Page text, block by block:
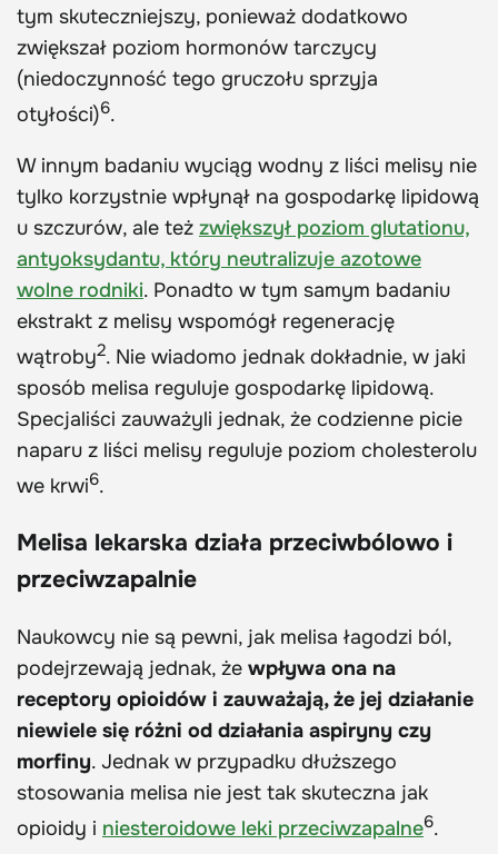
tym skuteczniejszy, ponieważ dodatkowo
zwiększał poziom hormonów tarczycy
(niedoczynność tego gruczołu sprzyja
otyłości)6.
W innym badaniu wyciąg wodny z liści melisy nie
tylko korzystnie wpłynął na gospodarkę lipidową
u szczurów, ale też zwiększył poziom glutationu,
antyoksydantu, który neutralizuje azotowe
wolne rodniki. Ponadto w tym samym badaniu
ekstrakt z melisy wspomógł regenerację
wątroby2. Nie wiadomo jednak dokładnie, w jaki
sposób melisa reguluje gospodarkę lipidową.
Specjaliści zauważyli jednak, że codzienne picie
naparu z liści melisy reguluje poziom cholesterolu
we krwi6.
Melisa lekarska działa przeciwbólowo i
przeciwzapalnie
Naukowcy nie są pewni, jak melisa łagodzi ból,
podejrzewają jednak, że wpływa ona na
receptory opioidów i zauważają, że jej działanie
niewiele się różni od działania aspiryny czy
morfiny. Jednak w przypadku dłuższego
stosowania melisa nie jest tak skuteczna jak
opioidy i niesteroidowe leki przeciwzapalne6.